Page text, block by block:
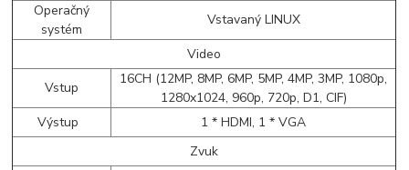
Operačný
systém
Vstavaný LINUX
Video
Vstup
16CH (12MP, 8MP, 6MP, 5MP, 4MP, 3MP, 1080p,
1280x1024, 960p, 720p, D1, CIF)
Výstup
1 * HDMI, 1 * VGA
Zvuk